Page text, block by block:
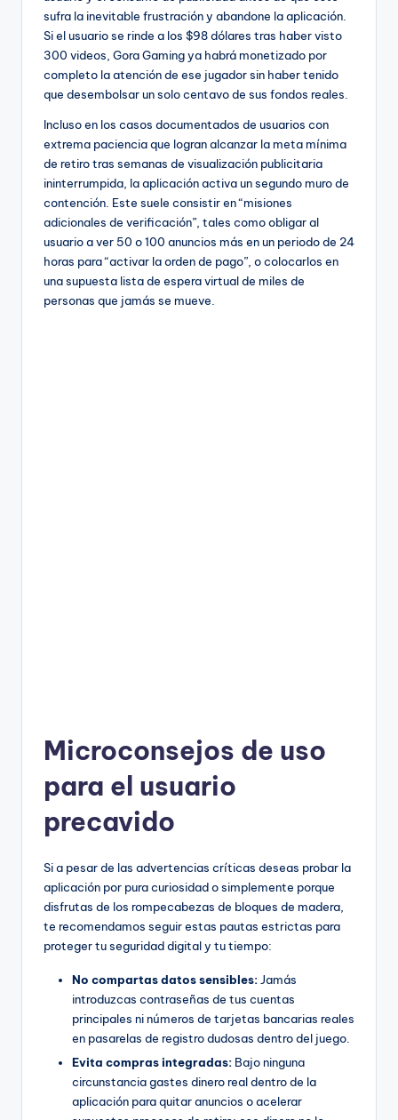
sufra la inevitable frustración y abandone la aplicación.
Si el usuario se rinde a los $98 dólares tras haber visto
300 videos, Gora Gaming ya habrá monetizado por
completo la atención de ese jugador sin haber tenido
que desembolsar un solo centavo de sus fondos reales.
Incluso en los casos documentados de usuarios con
extrema paciencia que logran alcanzar la meta mínima
de retiro tras semanas de visualización publicitaria
ininterrumpida, la aplicación activa un segundo muro de
contención. Este suele consistir en “misiones
adicionales de verificación”, tales como obligar al
usuario a ver 50 o 100 anuncios más en un periodo de 24
horas para “activar la orden de pago”, o colocarlos en
una supuesta lista de espera virtual de miles de
personas que jamás se mueve.
Microconsejos de uso
para el usuario
precavido
Si a pesar de las advertencias críticas deseas probar la
aplicación por pura curiosidad o simplemente porque
disfrutas de los rompecabezas de bloques de madera,
te recomendamos seguir estas pautas estrictas para
proteger tu seguridad digital y tu tiempo:
No compartas datos sensibles:Jamás
introduzcas contraseñas de tus cuentas
principales ni números de tarjetas bancarias reales
en pasarelas de registro dudosas dentro del juego.
Evita compras integradas: Bajo ninguna
circunstancia gastes dinero real dentro de la
aplicación para quitar anuncios o acelerar